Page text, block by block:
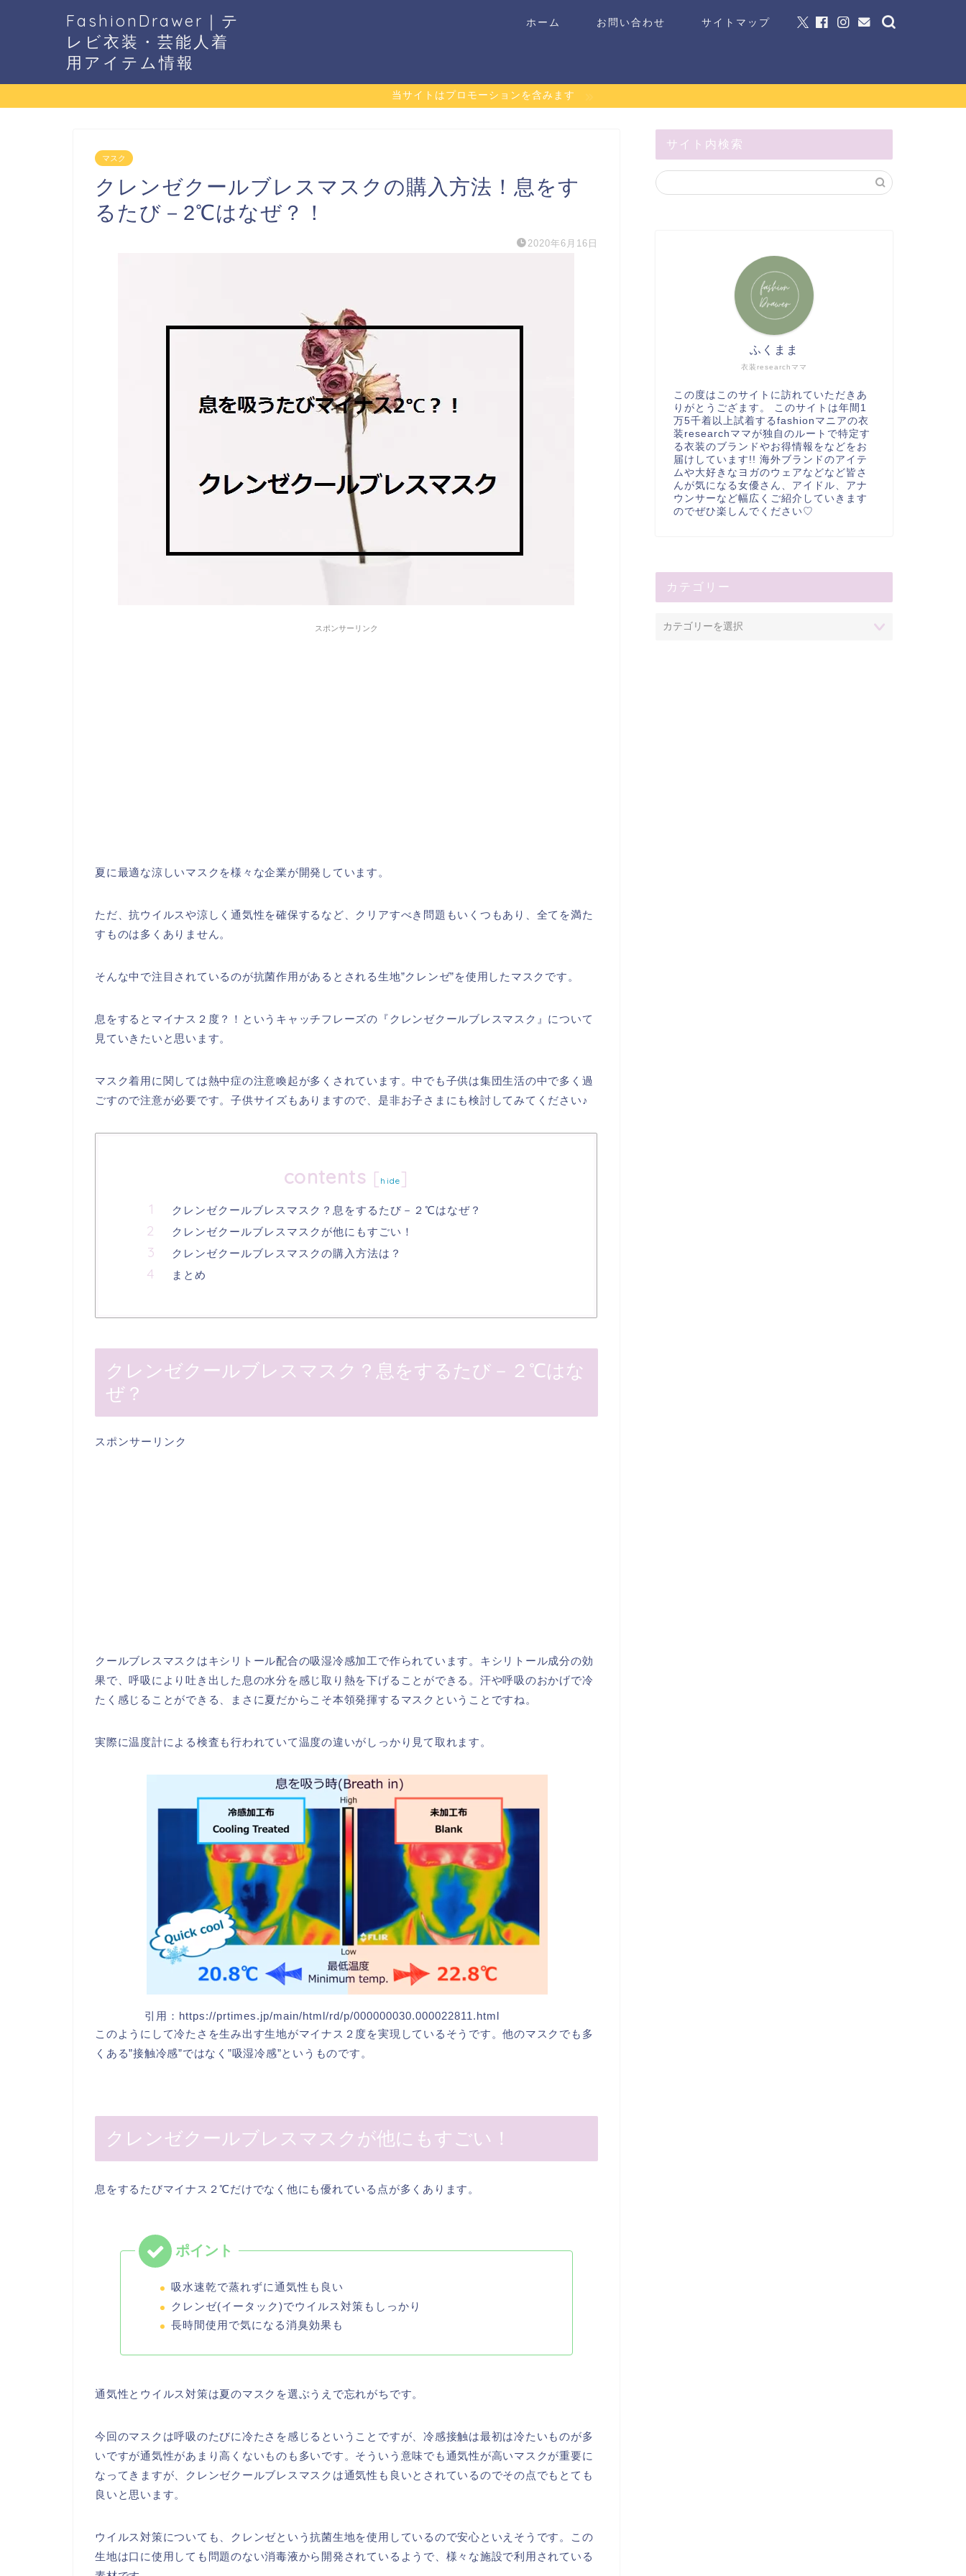
FashionDrawer｜テ
レビ衣装・芸能人着
用アイテム情報
ホーム お問い合わせ サイトマップ
当サイトはプロモーションを含みます
マスク
クレンゼクールブレスマスクの購入方法！息をす
るたび－2℃はなぜ？！
2020年6月16日
スポンサーリンク
夏に最適な涼しいマスクを様々な企業が開発しています。
ただ、抗ウイルスや涼しく通気性を確保するなど、クリアすべき問題もいくつもあり、全てを満た
すものは多くありません。
そんな中で注目されているのが抗菌作用があるとされる生地”クレンゼ”を使用したマスクです。
息をするとマイナス２度？！というキャッチフレーズの『クレンゼクールブレスマスク』について
見ていきたいと思います。
マスク着用に関しては熱中症の注意喚起が多くされています。中でも子供は集団生活の中で多く過
ごすので注意が必要です。子供サイズもありますので、是非お子さまにも検討してみてください♪
contents [ hide ]
クレンゼクールブレスマスク？息をするたび－２℃はなぜ？
クレンゼクールブレスマスクが他にもすごい！
クレンゼクールブレスマスクの購入方法は？
まとめ
クレンゼクールブレスマスク？息をするたび－２℃はな
ぜ？
スポンサーリンク
クールブレスマスクはキシリトール配合の吸湿冷感加工で作られています。キシリトール成分の効
果で、呼吸により吐き出した息の水分を感じ取り熱を下げることができる。汗や呼吸のおかげで冷
たく感じることができる、まさに夏だからこそ本領発揮するマスクということですね。
実際に温度計による検査も行われていて温度の違いがしっかり見て取れます。
引用：https://prtimes.jp/main/html/rd/p/000000030.000022811.html
このようにして冷たさを生み出す生地がマイナス２度を実現しているそうです。他のマスクでも多
くある”接触冷感”ではなく”吸湿冷感”というものです。
クレンゼクールブレスマスクが他にもすごい！
息をするたびマイナス２℃だけでなく他にも優れている点が多くあります。
吸水速乾で蒸れずに通気性も良い
クレンゼ(イータック)でウイルス対策もしっかり
長時間使用で気になる消臭効果も
通気性とウイルス対策は夏のマスクを選ぶうえで忘れがちです。
今回のマスクは呼吸のたびに冷たさを感じるということですが、冷感接触は最初は冷たいものが多
いですが通気性があまり高くないものも多いです。そういう意味でも通気性が高いマスクが重要に
なってきますが、クレンゼクールブレスマスクは通気性も良いとされているのでその点でもとても
良いと思います。
ウイルス対策についても、クレンゼという抗菌生地を使用しているので安心といえそうです。この
生地は口に使用しても問題のない消毒液から開発されているようで、様々な施設で利用されている
サイト内検索
衣装researchママ
ふくまま
この度はこのサイトに訪れていただきあ
りがとうござます。 このサイトは年間1
万5千着以上試着するfashionマニアの衣
装researchママが独自のルートで特定す
る衣装のブランドやお得情報をなどをお
届けしています!! 海外ブランドのアイテ
ムや大好きなヨガのウェアなどなど皆さ
んが気になる女優さん、アイドル、アナ
ウンサーなど幅広くご紹介していきます
のでぜひ楽しんでください♡
カテゴリー